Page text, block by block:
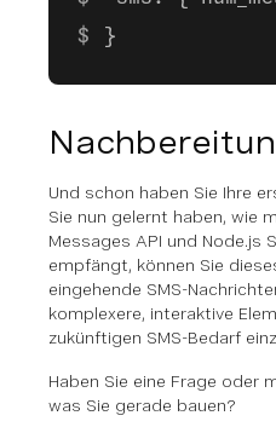
}
Und schon haben Sie Ihre
Sie nun gelernt haben, wie
Messages API und Node.js
empfängt, können Sie
eingehende SMS-
komplexere, interaktive
zukünftigen SMS-Bedarf
Haben Sie eine Frage oder
was Sie gerade bauen?